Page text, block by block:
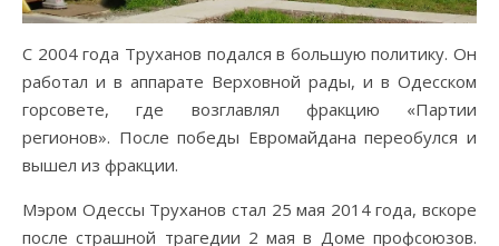
С 2004 года Труханов подался в большую политику. Он
работал и в аппарате Верховной рады, и в Одесском
горсовете, где возглавлял фракцию «Партии
регионов». После победы Евромайдана переобулся и
вышел из фракции.
Мэром Одессы Труханов стал 25 мая 2014 года, вскоре
после страшной трагедии 2 мая в Доме профсоюзов.